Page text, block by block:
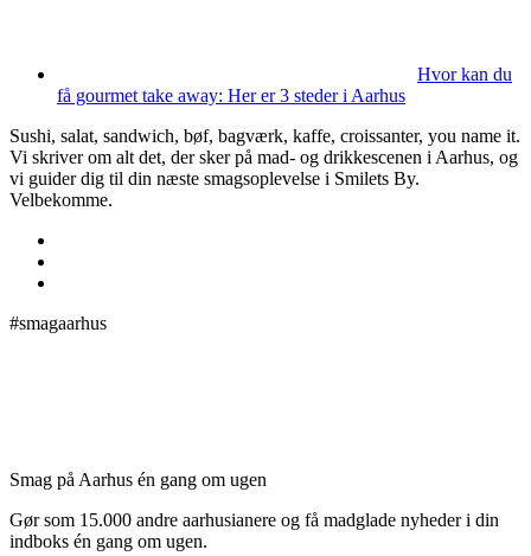
Hvor kan du
få gourmet take away: Her er 3 steder i Aarhus
Sushi, salat, sandwich, bøf, bagværk, kaffe, croissanter, you name it.
Vi skriver om alt det, der sker på mad- og drikkescenen i Aarhus, og
vi guider dig til din næste smagsoplevelse i Smilets By.
Velbekomme.
#smagaarhus
Smag på Aarhus én gang om ugen
Gør som 15.000 andre aarhusianere og få madglade nyheder i din
indboks én gang om ugen.